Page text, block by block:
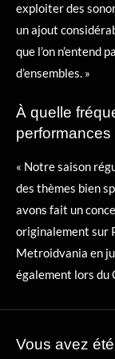
exploiter des
un ajout
que l’on n’entend
d’ensembles. »
À quelle
« Notre saison
des thèmes bien
avons fait un
originalement sur
Metroidvania en
également lors du
Vous avez